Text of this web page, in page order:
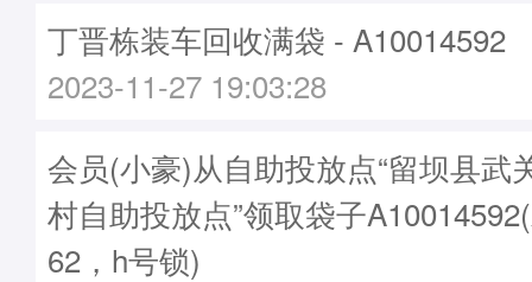
丁晋栋装车回收满袋 - A10014592
2023-11-27 19:03:28
会员(小豪)从自助投放点“留坝县武
村自助投放点”领取袋子
62，h号锁)